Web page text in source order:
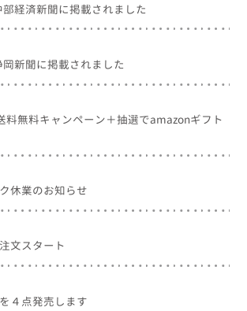
経済新聞に掲載されました
新聞に掲載されました
料無料キャンペーン＋抽選でamazonギフト
休業のお知らせ
文スタート
４点発売します